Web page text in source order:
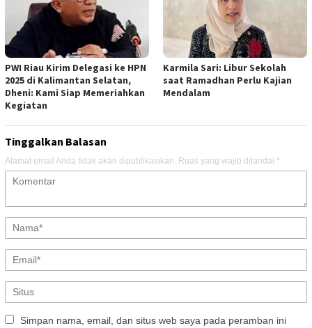
PWI Riau Kirim Delegasi ke HPN
2025 di Kalimantan Selatan,
Dheni: Kami Siap Memeriahkan
Kegiatan
Karmila Sari: Libur Sekolah
saat Ramadhan Perlu Kajian
Mendalam
Tinggalkan Balasan
Alamat email Anda tidak akan dipublikasikan. Ruas yang wajib ditandai *
Simpan nama, email, dan situs web saya pada peramban ini